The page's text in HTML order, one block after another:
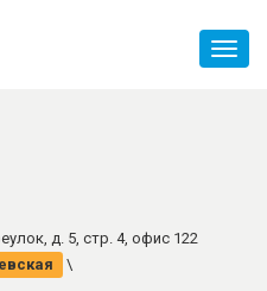
д. 5, стр. 4, офис 122
\